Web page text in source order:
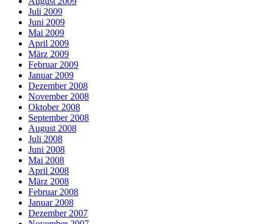
Juli 2009
Juni 2009
Mai 2009
April 2009
März 2009
Februar 2009
Januar 2009
Dezember 2008
November 2008
Oktober 2008
September 2008
August 2008
Juli 2008
Juni 2008
Mai 2008
April 2008
März 2008
Februar 2008
Januar 2008
Dezember 2007